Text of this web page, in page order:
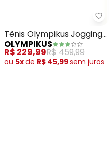
- Tênis Olympikus
Tênis Olympikus Jogging
100 (Branco)
OLYMPIKUS
R$ 229,99R$ 459,99
ou 5xde R$ 45,99sem juros